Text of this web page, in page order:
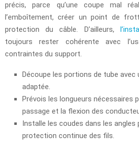
précis, parce qu’une coupe mal
l’emboîtement, créer un point de
protection du câble. D’ailleurs,
toujours rester cohérente avec
contraintes du support.
Découpe les portions de tube avec
adaptée.
Prévois les longueurs nécessaires
passage et la flexion des
Installe les coudes dans les angles
protection continue des fils.